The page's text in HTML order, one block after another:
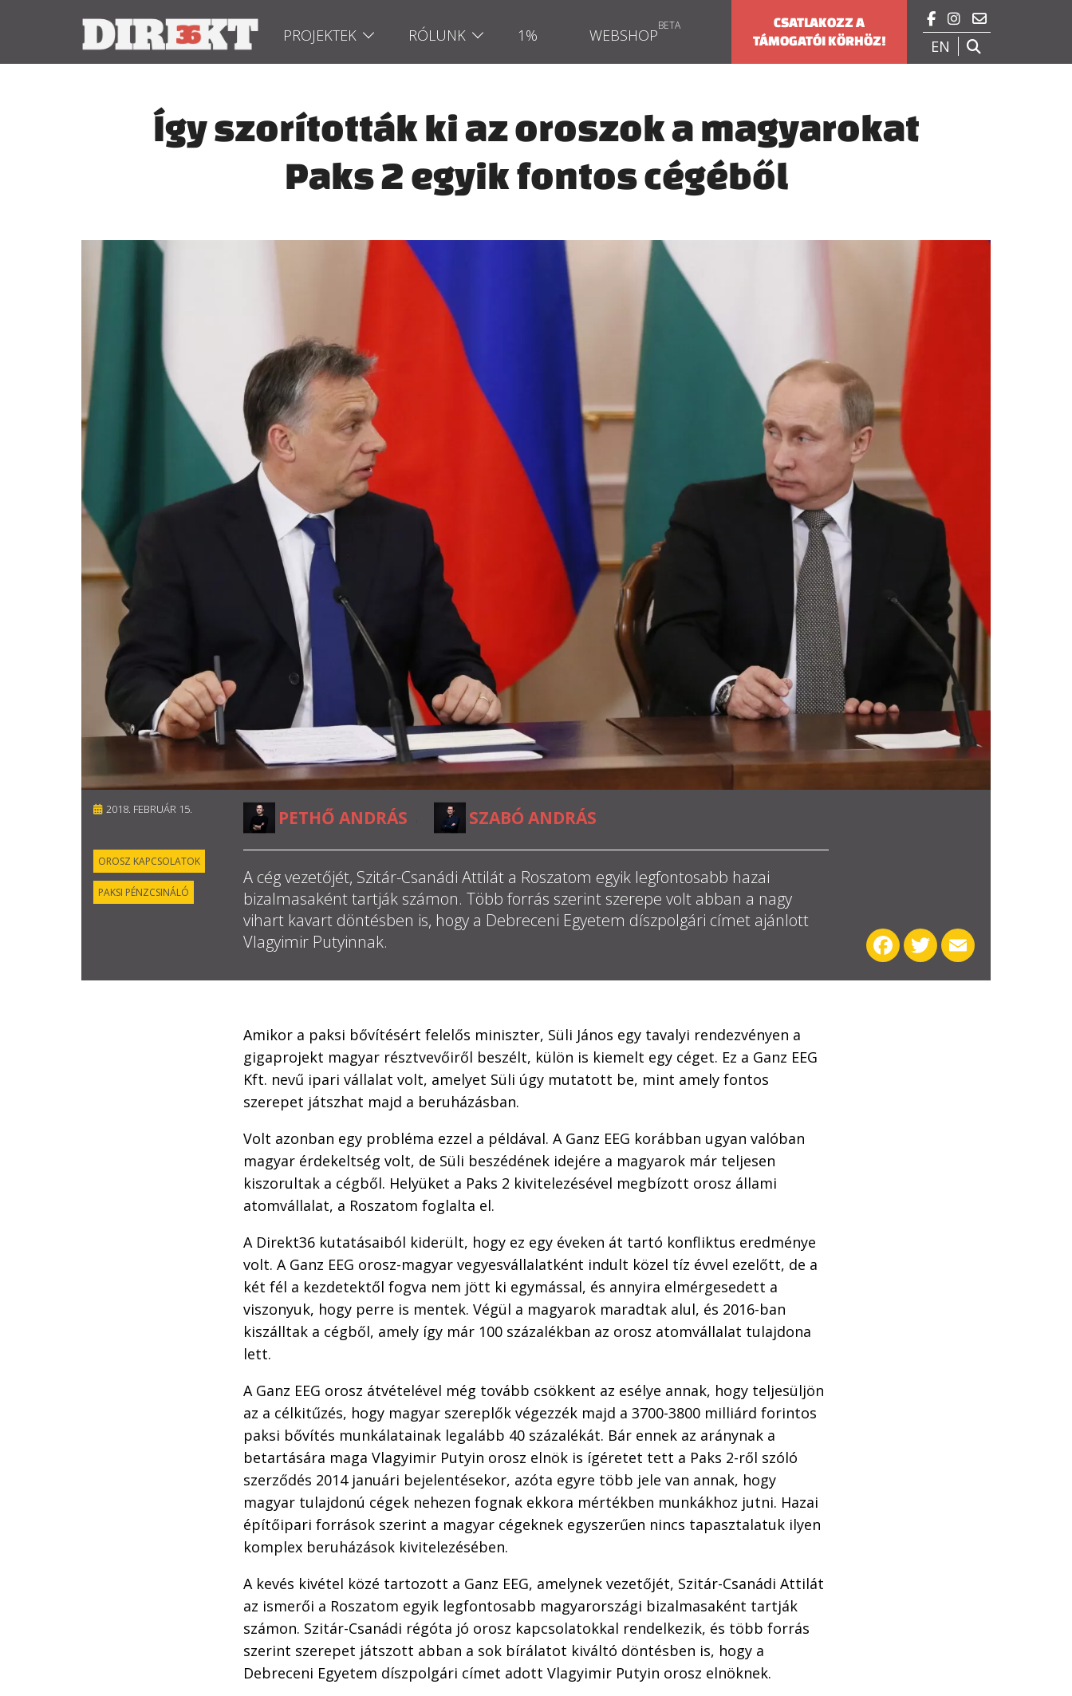
PROJEKTEK RÓLUNK 1% WEBSHOP
  
EN 
CSATLAKOZZ A
TÁMOGATÓI KÖRHÖZ!
Így szorították ki az oroszok a magyarokat
Paks 2 egyik fontos cégéből
2018. FEBRUÁR 15.
OROSZ KAPCSOLATOK
PAKSI PÉNZCSINÁLÓ
PETHŐ ANDRÁS SZABÓ ANDRÁS
A cég vezetőjét, Szitár-Csanádi Attilát a Roszatom egyik legfontosabb hazai
bizalmasaként tartják számon. Több forrás szerint szerepe volt abban a nagy
vihart kavart döntésben is, hogy a Debreceni Egyetem díszpolgári címet ajánlott
Vlagyimir Putyinnak.
Facebook
TwitterEmail
Amikor a paksi bővítésért felelős miniszter, Süli János egy tavalyi rendezvényen a
gigaprojekt magyar résztvevőiről beszélt, külön is kiemelt egy céget. Ez a Ganz EEG
Kft. nevű ipari vállalat volt, amelyet Süli úgy mutatott be, mint amely fontos
szerepet játszhat majd a beruházásban.
Volt azonban egy probléma ezzel a példával. A Ganz EEG korábban ugyan valóban
magyar érdekeltség volt, de Süli beszédének idejére a magyarok már teljesen
kiszorultak a cégből. Helyüket a Paks 2 kivitelezésével megbízott orosz állami
atomvállalat, a Roszatom foglalta el.
A Direkt36 kutatásaiból kiderült, hogy ez egy éveken át tartó konfliktus eredménye
volt. A Ganz EEG orosz-magyar vegyesvállalatként indult közel tíz évvel ezelőtt, de a
két fél a kezdetektől fogva nem jött ki egymással, és annyira elmérgesedett a
viszonyuk, hogy perre is mentek. Végül a magyarok maradtak alul, és 2016-ban
kiszálltak a cégből, amely így már 100 százalékban az orosz atomvállalat tulajdona
lett.
A Ganz EEG orosz átvételével még tovább csökkent az esélye annak, hogy teljesüljön
az a célkitűzés, hogy magyar szereplők végezzék majd a 3700-3800 milliárd forintos
paksi bővítés munkálatainak legalább 40 százalékát. Bár ennek az aránynak a
betartására maga Vlagyimir Putyin orosz elnök is ígéretet tett a Paks 2-ről szóló
szerződés 2014 januári bejelentésekor, azóta egyre több jele van annak, hogy
magyar tulajdonú cégek nehezen fognak ekkora mértékben munkákhoz jutni. Hazai
építőipari források szerint a magyar cégeknek egyszerűen nincs tapasztalatuk ilyen
komplex beruházások kivitelezésében.
A kevés kivétel közé tartozott a Ganz EEG, amelynek vezetőjét, Szitár-Csanádi Attilát
az ismerői a Roszatom egyik legfontosabb magyarországi bizalmasaként tartják
számon. Szitár-Csanádi régóta jó orosz kapcsolatokkal rendelkezik, és több forrás
szerint szerepet játszott abban a sok bírálatot kiváltó döntésben is, hogy a
Debreceni Egyetem díszpolgári címet adott Vlagyimir Putyin orosz elnöknek.